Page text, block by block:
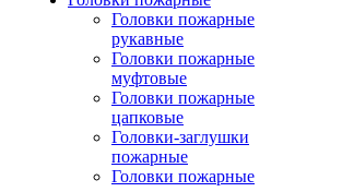
Головки пожарные
рукавные
Головки пожарные
муфтовые
Головки пожарные
цапковые
Головки-заглушки
пожарные
Головки пожарные